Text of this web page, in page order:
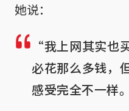
她说：
“我上网其实也
必花那么多钱，
感受完全不一样